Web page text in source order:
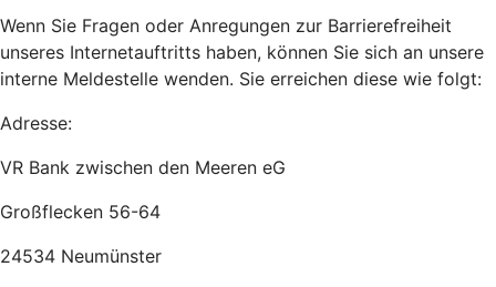
Wenn Sie Fragen oder Anregungen zur Barrierefreiheit
unseres Internetauftritts haben, können Sie sich an unsere
interne Meldestelle wenden. Sie erreichen diese wie folgt:
Adresse:
VR Bank zwischen den Meeren eG
Großflecken 56-64
24534 Neumünster